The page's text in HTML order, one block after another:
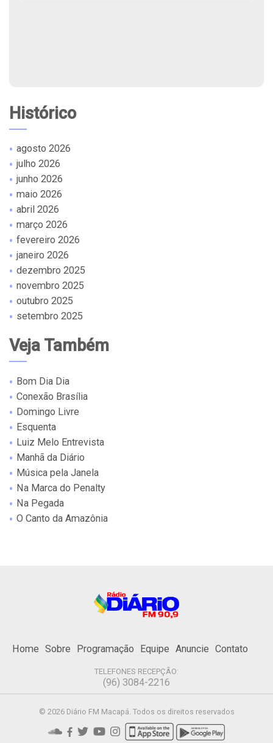
Histórico
agosto 2026
julho 2026
junho 2026
maio 2026
abril 2026
março 2026
fevereiro 2026
janeiro 2026
dezembro 2025
novembro 2025
outubro 2025
setembro 2025
Veja Também
Bom Dia Dia
Conexão Brasília
Domingo Livre
Esquenta
Luiz Melo Entrevista
Manhã da Diário
Música pela Janela
Na Marca do Penalty
Na Pegada
O Canto da Amazônia
Home Sobre Programação Equipe Anuncie Contato
TELEFONES RECEPÇÃO:
(96) 3084-2216
© 2026 Diário FM Macapá. Todos os direitos reservados